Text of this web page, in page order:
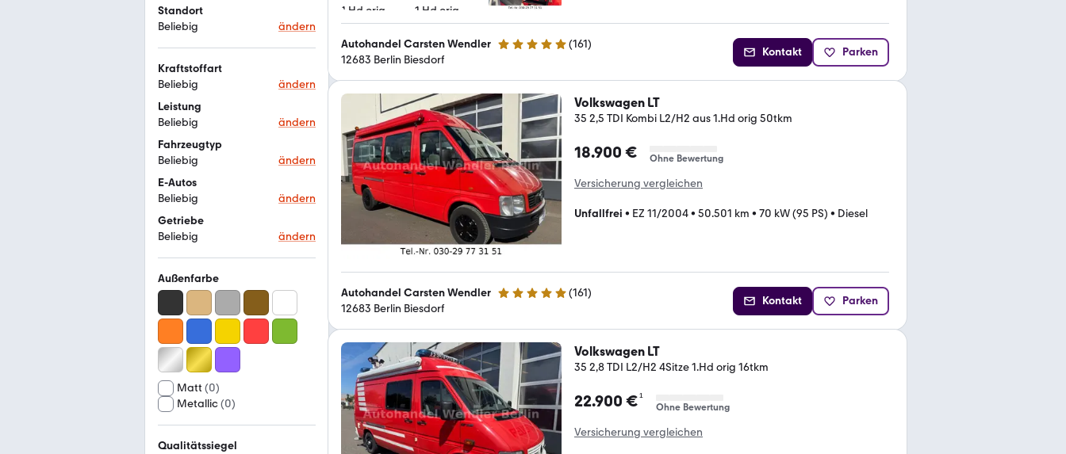
Standort
Beliebig
ändern
Kraftstoffart
Beliebig
ändern
Leistung
Beliebig
ändern
Fahrzeugtyp
Beliebig
ändern
E-Autos
Beliebig
ändern
Getriebe
Beliebig
ändern
Außenfarbe
Matt (0)
Metallic(0)
Qualitätssiegel
Autohandel Carsten Wendler 4.8 Sterne (161)
12683 Berlin Biesdorf
Kontakt Parken
Volkswagen LT
35 2,5 TDI Kombi L2/H2 aus 1.Hd orig 50tkm
18.900 € Ohne Bewertung
Versicherung vergleichen
Unfallfrei • EZ 11/2004• 50.501 km • 70 kW (95 PS) • Diesel
Autohandel Carsten Wendler 4.8 Sterne (161)
12683 Berlin Biesdorf
Kontakt Parken
Volkswagen LT
35 2,8 TDI L2/H2 4Sitze 1.Hd orig 16tkm
22.900 €¹
Ohne Bewertung
Versicherung vergleichen